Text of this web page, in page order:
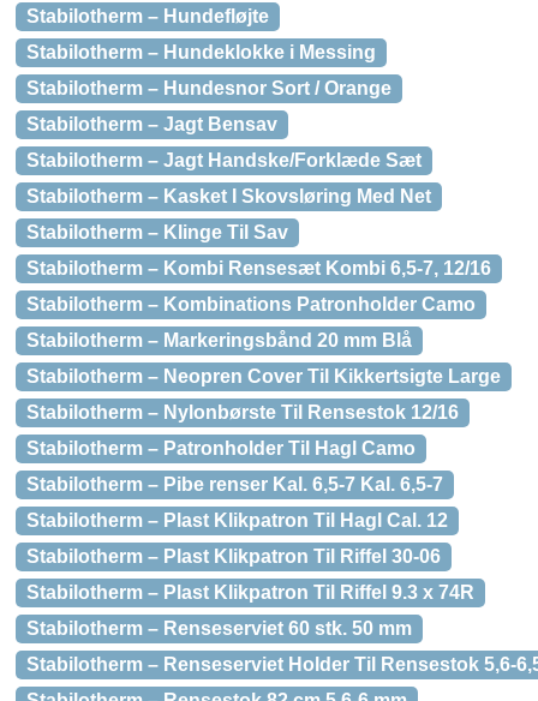
Stabilotherm – Hundefløjte
Stabilotherm – Hundeklokke i Messing
Stabilotherm – Hundesnor Sort / Orange
Stabilotherm – Jagt Bensav
Stabilotherm – Jagt Handske/Forklæde Sæt
Stabilotherm – Kasket I Skovsløring Med Net
Stabilotherm – Klinge Til Sav
Stabilotherm – Kombi Rensesæt Kombi 6,5-7, 12/16
Stabilotherm – Kombinations Patronholder Camo
Stabilotherm – Markeringsbånd 20 mm Blå
Stabilotherm – Neopren Cover Til Kikkertsigte Large
Stabilotherm – Nylonbørste Til Rensestok 12/16
Stabilotherm – Patronholder Til Hagl Camo
Stabilotherm – Pibe renser Kal. 6,5-7 Kal. 6,5-7
Stabilotherm – Plast Klikpatron Til Hagl Cal. 12
Stabilotherm – Plast Klikpatron Til Riffel 30-06
Stabilotherm – Plast Klikpatron Til Riffel 9.3 x 74R
Stabilotherm – Renseserviet 60 stk. 50 mm
Stabilotherm – Renseserviet Holder Til Rensestok 5,6-